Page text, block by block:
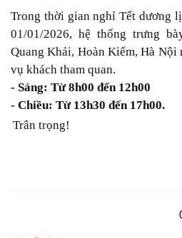
Trong thời gian nghỉ Tết dương
01/01/2026, hệ thống trưng
Quang Khải, Hoàn Kiếm, Hà Nội
vụ khách tham quan.
- Sáng: Từ 8h00 đến 12h00
- Chiều: Từ 13h30 đến 17h00.
Trân trọng!